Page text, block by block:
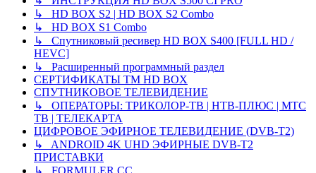
↳ HD BOX S2 | HD BOX S2 Combo
↳ HD BOX S1 Combo
↳ Спутниковый ресивер HD BOX S400 [FULL HD /
HEVC]
↳ Расширенный программный раздел
СЕРТИФИКАТЫ TM HD BOX
СПУТНИКОВОЕ ТЕЛЕВИДЕНИЕ
↳ ОПЕРАТОРЫ: ТРИКОЛОР-ТВ | НТВ-ПЛЮС | МТС
ТВ | ТЕЛЕКАРТА
ЦИФРОВОЕ ЭФИРНОЕ ТЕЛЕВИДЕНИЕ (DVB-T2)
↳ ANDROID 4K UHD ЭФИРНЫЕ DVB-T2
ПРИСТАВКИ